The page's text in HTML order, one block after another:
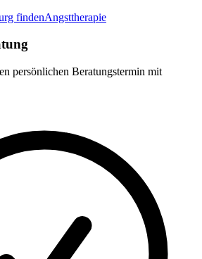
findenAngsttherapie
persönlichen Beratungstermin mit